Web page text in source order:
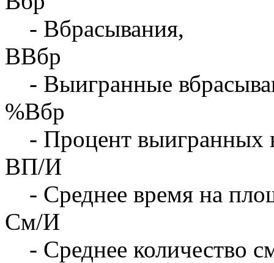
- Вбрасывания,
ВВбр
- Выигранные
%Вбр
- Процент выигранных
ВП/И
- Среднее время на
См/И
- Среднее количество